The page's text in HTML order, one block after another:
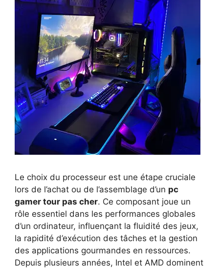
Le choix du processeur est une étape cruciale
lors de l’achat ou de l’assemblage d’un pc
gamer tour pas cher. Ce composant joue un
rôle essentiel dans les performances globales
d’un ordinateur, influençant la fluidité des jeux,
la rapidité d’exécution des tâches et la gestion
des applications gourmandes en ressources.
Depuis plusieurs années, Intel et AMD dominent